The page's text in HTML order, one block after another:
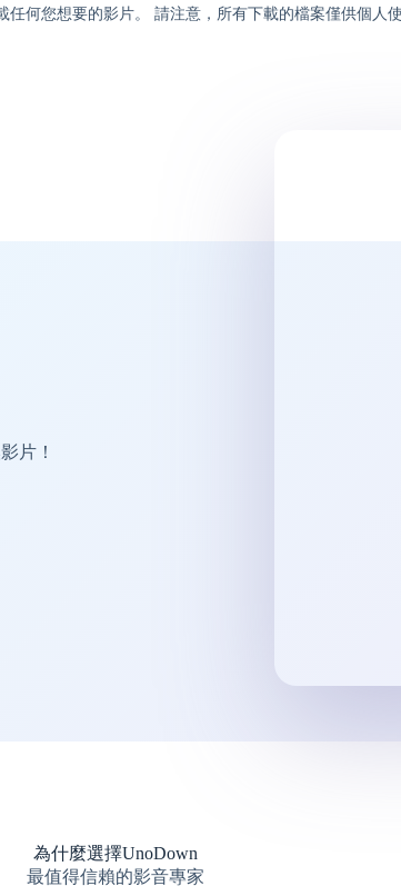
何您想要的影片。 請注意，所有下載的檔案僅供個人使
片！
為什麼選擇UnoDown
最值得信賴的影音專家